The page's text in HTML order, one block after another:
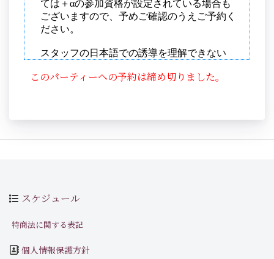
このパーティーへの予約は締め切りました。
スケジュール
特商法に関する表記
個人情報保護方針